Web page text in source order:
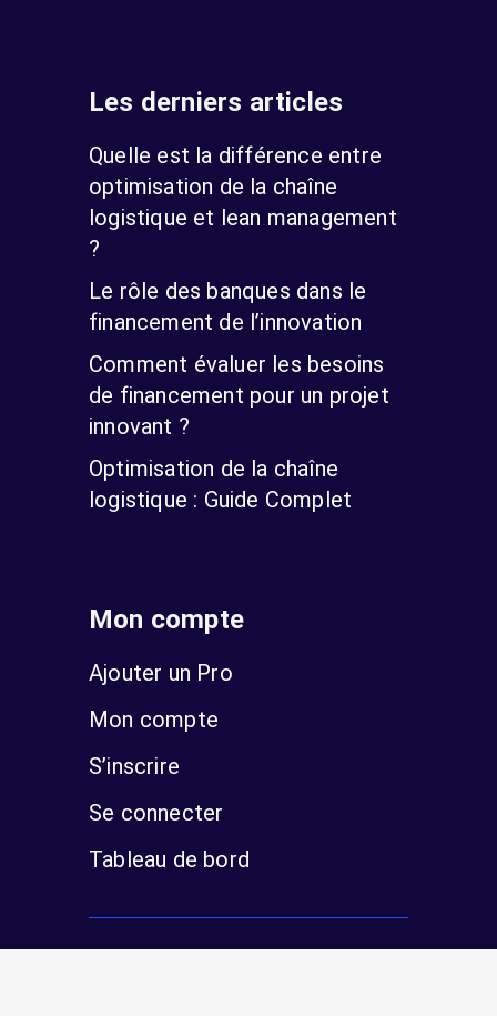
Les derniers articles
Quelle est la différence entre
optimisation de la chaîne
logistique et lean management
?
Le rôle des banques dans le
financement de l’innovation
Comment évaluer les besoins
de financement pour un projet
innovant ?
Optimisation de la chaîne
logistique : Guide Complet
Mon compte
Ajouter un Pro
Mon compte
S’inscrire
Se connecter
Tableau de bord